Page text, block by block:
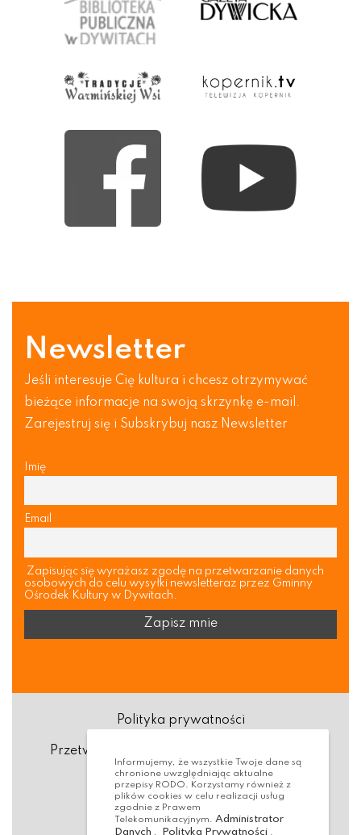
Newsletter
Jeśli interesuje Cię kultura i chcesz otrzymywać
bieżące informacje na swoją skrzynkę e-mail.
Zarejestruj się i Subskrybuj nasz Newsletter
Imię
Email
Zapisując się wyrażasz zgodę na przetwarzanie danych
osobowych do celu wysyłki newsletteraz przez Gminny
Ośrodek Kultury w Dywitach.
Polityka prywatności
Przetwarzanie danych osobowych (RODO)
Deklaracja dostępności
Dostępność Architektoniczna
Informujemy, że wszystkie Twoje dane są
chronione uwzględniając aktualne
przepisy RODO. Korzystamy również z
plików cookies w celu realizacji usług
zgodnie z Prawem
Telekomunikacyjnym. Administrator
Danych , Polityka Prywatności .